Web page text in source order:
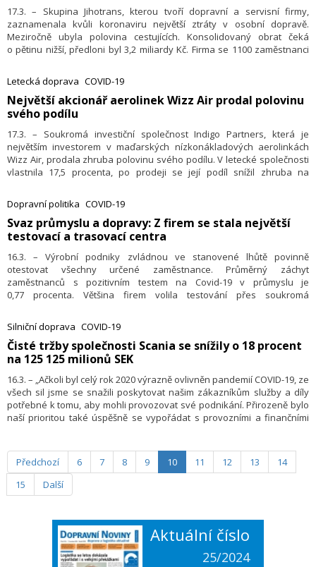
17.3. – Skupina Jihotrans, kterou tvoří dopravní a servisní firmy,
zaznamenala kvůli koronaviru největší ztráty v osobní dopravě.
Meziročně ubyla polovina cestujících. Konsolidovaný obrat čeká
o pětinu nižší, předloni byl 3,2 miliardy Kč. Firma se 1100 zaměstnanci
koupí 70 nových kamionů a 15 autobusů. Využívá i státní covidové
podpory, řekl generální ředitel GW Jihotrans Robert Krigar.
Letecká doprava COVID-19
​Největší akcionář aerolinek Wizz Air prodal polovinu
svého podílu
17.3. – Soukromá investiční společnost Indigo Partners, která je
největším investorem v maďarských nízkonákladových aerolinkách
Wizz Air, prodala zhruba polovinu svého podílu. V letecké společnosti
vlastnila 17,5 procenta, po prodeji se její podíl snížil zhruba na
(12,1 miliardy Kč), uvedla agentura Reuters.
Dopravní politika COVID-19
Svaz průmyslu a dopravy: Z firem se stala největší
testovací a trasovací centra
16.3. – Výrobní podniky zvládnou ve stanovené lhůtě povinně
otestovat všechny určené zaměstnance. Průměrný záchyt
zaměstnanců s pozitivním testem na Covid-19 v průmyslu je
0,77 procenta. Většina firem volila testování přes soukromá
cena je nejčastěji dvakrát vyšší, než příspěvek státu 60 korun na test.
Podniky nadále využívají homeoffice a dodržují přísná režimová
opatření. Vyplývá to z průzkumu Svazu průmyslu a dopravy ČR
z konce minulého týdne. Svaz oceňuje práci a nasazení všech
děkuje za svědomitý přístup a vyzývá k dodržování pravidel i po testu.
Silniční doprava COVID-19
Čisté tržby společnosti Scania se snížily o 18 procent
na 125 125 milionů SEK
16.3. – „Ačkoli byl celý rok 2020 výrazně ovlivněn pandemií COVID-19, ze
všech sil jsme se snažili poskytovat našim zákazníkům služby a díly
potřebné k tomu, aby mohli provozovat své podnikání. Přirozeně bylo
naší prioritou také úspěšně se vypořádat s provozními a finančními
řetězci. Pandemie sice začala silně ovlivňovat počet přijatých
objednávek i kapacitu dodávek, ale naštěstí se nám podařilo rychle
omezit náklady a zachovat hotovost,“ uvedl k loňským výsledkům
společnosti Scania její prezident a generální ředitel Henrik
Předchozí 6 7 8 9 10 11 12 13
14
15
Další
Aktuální číslo
25/2024